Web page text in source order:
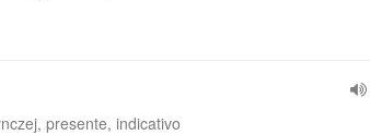
presente, indicativo